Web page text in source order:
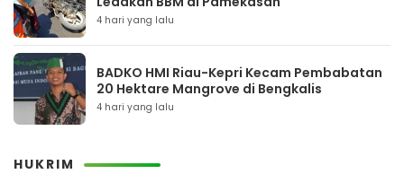
4 hari yang lalu
BADKO HMI Riau-Kepri Kecam Pembabatan
20 Hektare Mangrove di Bengkalis
4 hari yang lalu
HUKRIM